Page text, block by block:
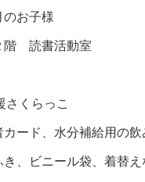
のお子様
階 読書活動室
さくらっこ
ード、水分補給用の飲
ニール袋、着替え